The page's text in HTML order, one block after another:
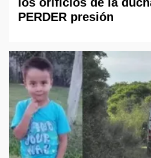
PERDER presión